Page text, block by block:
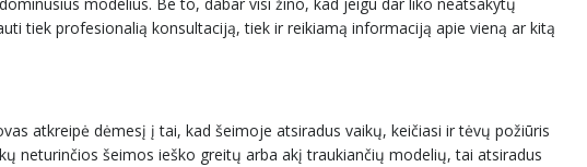
modelius. Be to, dabar visi žino, kad jeigu dar liko neatsakytų
tiek profesionalią konsultaciją, tiek ir reikiamą informaciją apie vieną ar kitą
atkreipė dėmesį į tai, kad šeimoje atsiradus vaikų, keičiasi ir tėvų požiūris
neturinčios šeimos ieško greitų arba akį traukiančių modelių, tai atsiradus